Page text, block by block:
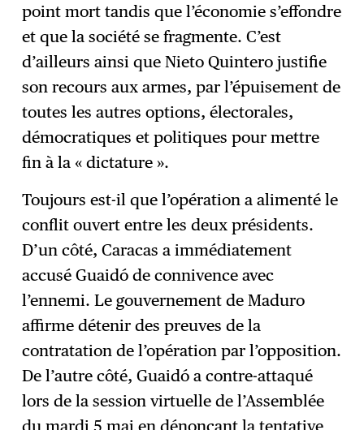
point mort tandis que l’économie s’effondre
et que la société se fragmente. C’est
d’ailleurs ainsi que Nieto Quintero justifie
son recours aux armes, par l’épuisement de
toutes les autres options, électorales,
démocratiques et politiques pour mettre
fin à la « dictature ».
Toujours est-il que l’opération a alimenté le
conflit ouvert entre les deux présidents.
D’un côté, Caracas a immédiatement
accusé Guaidó de connivence avec
l’ennemi. Le gouvernement de Maduro
affirme détenir des preuves de la
contratation de l’opération par l’opposition.
De l’autre côté, Guaidó a contre-attaqué
lors de la session virtuelle de l’Assemblée